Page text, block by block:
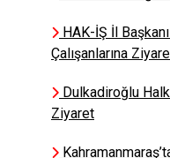
HAK-İŞ İl
Çalışanlarına
Dulkadiroğlu
Ziyaret